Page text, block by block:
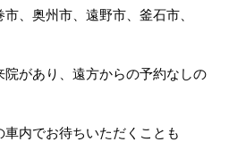
、奥州市、遠野市、釜石市、
があり、遠方からの予約なしの
内でお待ちいただくことも